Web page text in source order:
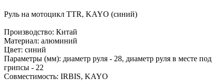
Руль на мотоцикл TTR, KAYO (синий)
Производство: Китай
Материал: алюминий
Цвет: синий
Параметры (мм): диаметр руля - 28, диаметр руля в месте под
грипсы - 22
Совместимость: IRBIS, KAYO